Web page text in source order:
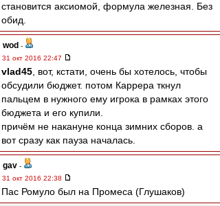
становится аксиомой, формула железная. Без
обид.
wod -
31 окт 2016 22:47
vlad45 , вот, кстати, очень бы хотелось, чтобы
обсудили бюджет. потом Каррера ткнул
пальцем в нужного ему игрока в рамках этого
бюджета и его купили.
причём не накануне конца зимних сборов. а
вот сразу как пауза началась.
gav -
31 окт 2016 22:38
Пас Ромуло был на Промеса (Глушаков)